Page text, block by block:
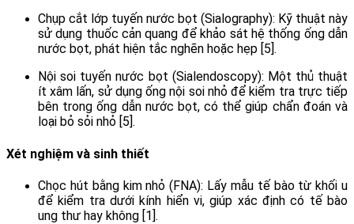
Chụp cắt lớp tuyến nước bọt (Sialography): Kỹ thuật này
sử dụng thuốc cản quang để khảo sát hệ thống ống dẫn
nước bọt, phát hiện tắc nghẽn hoặc hẹp [5].
Nội soi tuyến nước bọt (Sialendoscopy): Một thủ thuật
ít xâm lấn, sử dụng ống nội soi nhỏ để kiểm tra trực tiếp
bên trong ống dẫn nước bọt, có thể giúp chẩn đoán và
loại bỏ sỏi nhỏ [5].
Xét nghiệm và sinh thiết
Chọc hút bằng kim nhỏ (FNA): Lấy mẫu tế bào từ khối u
để kiểm tra dưới kính hiển vi, giúp xác định có tế bào
ung thư hay không [1].